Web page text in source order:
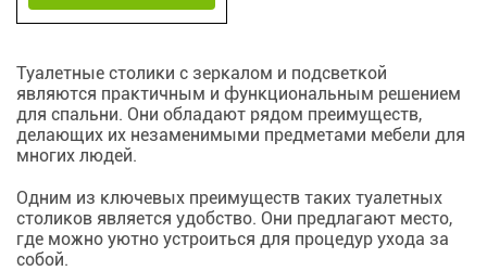
Туалетные столики с зеркалом и подсветкой
являются практичным и функциональным решением
для спальни. Они обладают рядом преимуществ,
делающих их незаменимыми предметами мебели для
многих людей.
Одним из ключевых преимуществ таких туалетных
столиков является удобство. Они предлагают место,
где можно уютно устроиться для процедур ухода за
собой.